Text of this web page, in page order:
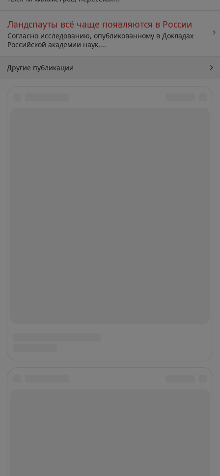
Ландспауты всё чаще появляются в России
Согласно исследованию, опубликованному в Докладах
Российской академии наук,...
Другие публикации